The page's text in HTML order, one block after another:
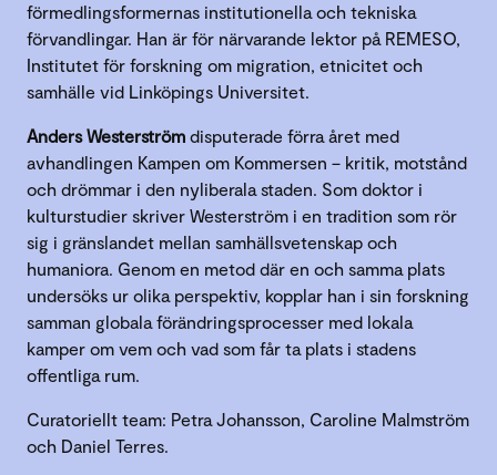
förmedlingsformernas institutionella och tekniska
förvandlingar. Han är för närvarande lektor på REMESO,
Institutet för forskning om migration, etnicitet och
samhälle vid Linköpings Universitet.
Anders Westerström disputerade förra året med
avhandlingen Kampen om Kommersen – kritik, motstånd
och drömmar i den nyliberala staden. Som doktor i
kulturstudier skriver Westerström i en tradition som rör
sig i gränslandet mellan samhällsvetenskap och
humaniora. Genom en metod där en och samma plats
undersöks ur olika perspektiv, kopplar han i sin forskning
samman globala förändringsprocesser med lokala
kamper om vem och vad som får ta plats i stadens
offentliga rum.
Curatoriellt team: Petra Johansson, Caroline Malmström
och Daniel Terres.